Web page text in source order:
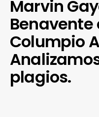
Marvin
Benavente
Columpio
plagios.